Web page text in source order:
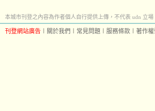
本城市刊登之內容為作者個人自行提供上傳，不代表 udn 立場
刊登網站廣告 關於我們 常見問題 服務條款 著作權